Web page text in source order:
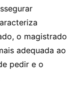
o magistrado
adequada ao
pedire o